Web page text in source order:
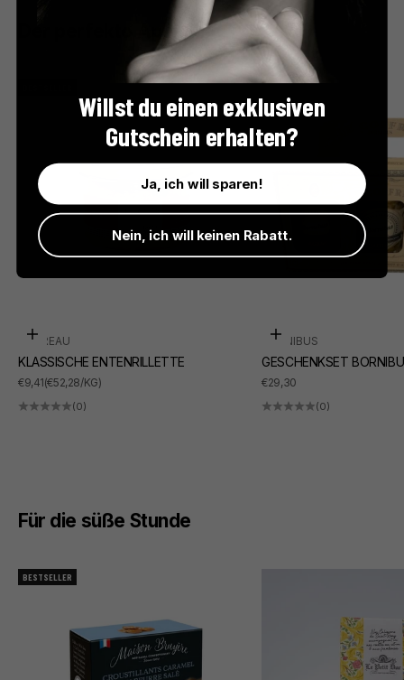
Der perfekte Apéro
In den Warenkorb
SUDREAU
KLASSISCHE ENTENRILLETTE
ANGEBOT
€9,41(€52,28/KG)
(0)
In den Warenkorb
BORNIBUS
GESCHENKSET
ANGEBOT
€29,30
(0)
Für die süße Stunde
BESTSELLER
Willst du einen exklusiven
Gutschein erhalten?
Ja, ich will sparen!
Nein, ich will keinen Rabatt.